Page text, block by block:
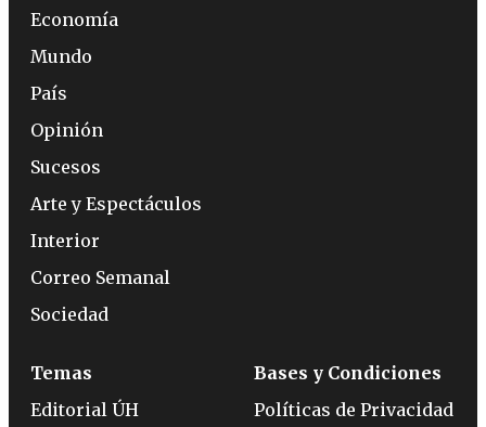
Economía
Mundo
País
Opinión
Sucesos
Arte y Espectáculos
Interior
Correo Semanal
Sociedad
Temas
Editorial ÚH
Bases y Condiciones
Políticas de Privacidad